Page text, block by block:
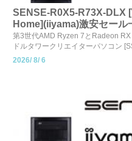
SENSE-R0X5-R73X-DLX
Home](iiyama)激安セール
第3世代AMD Ryzen 7とRadeon RX
ドルタワークリエイターパソコン
2026/ 8/ 6